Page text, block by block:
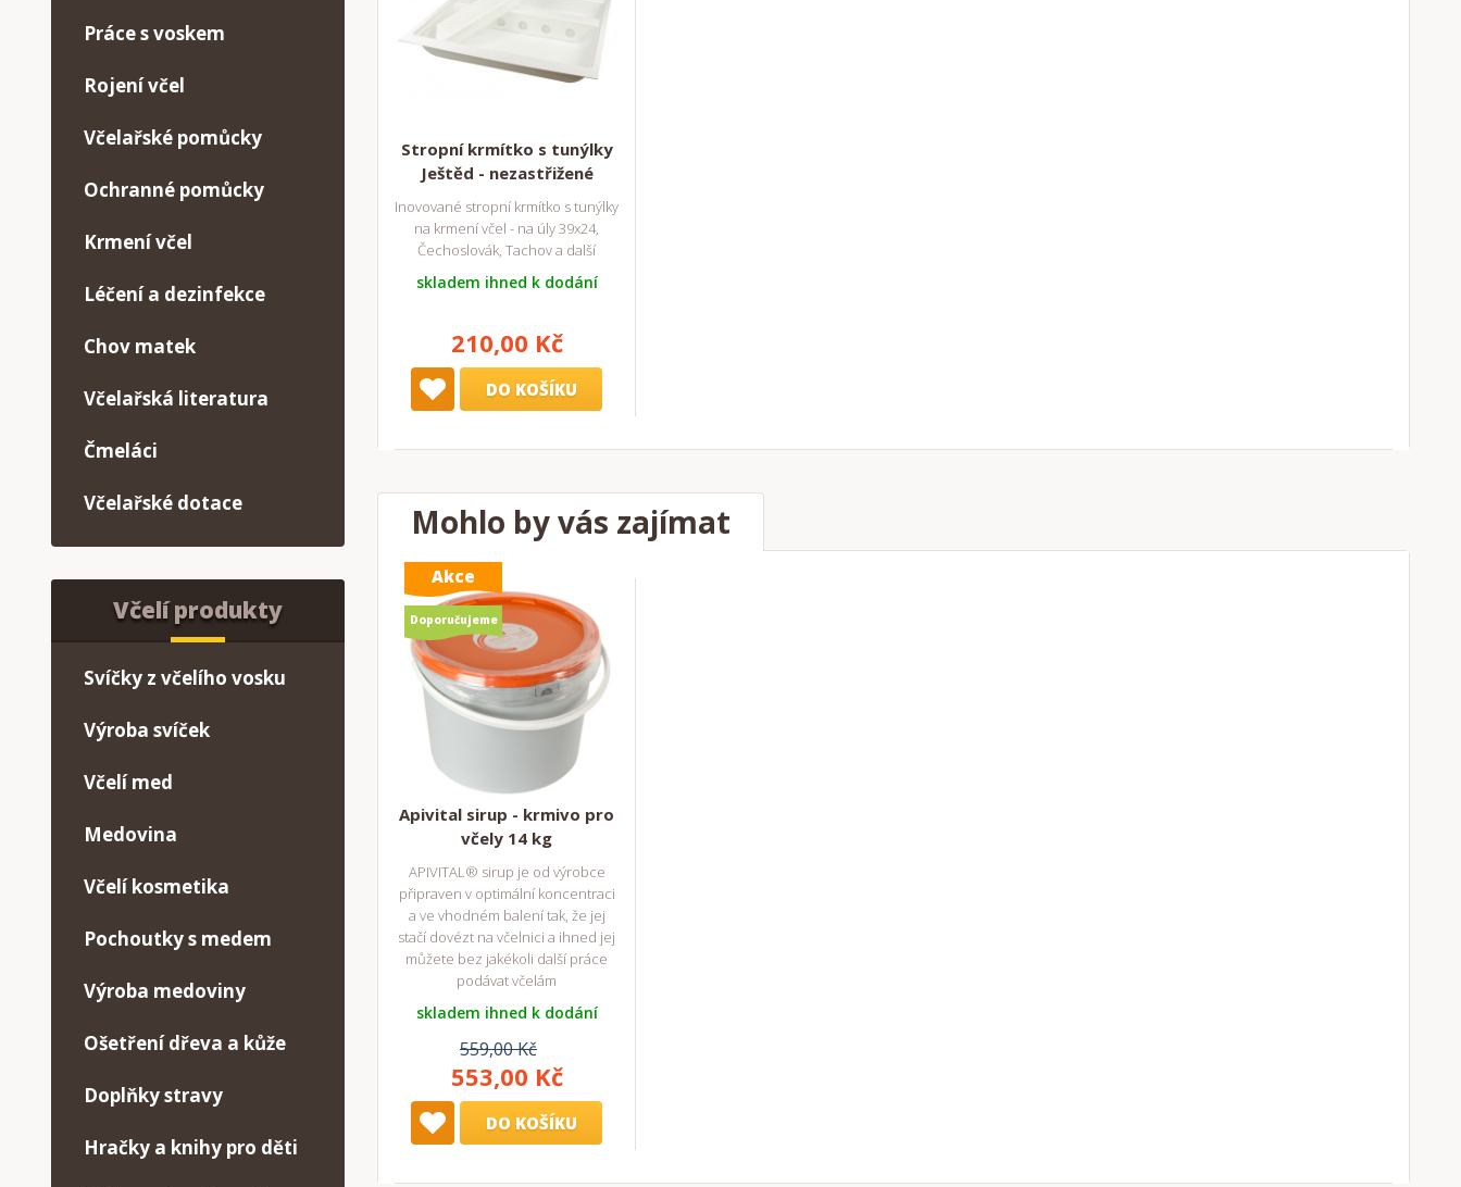
Stropní krmítko s tunýlky
Ještěd - nezastřižené
Inovované stropní krmítko s tunýlky
na krmení včel - na úly 39x24,
Čechoslovák, Tachov a další
skladem ihned k dodání
210,00 Kč
DO KOŠÍKU
Mohlo by vás zajímat
Akce
Doporučujeme
Apivital sirup - krmivo pro
včely 14 kg
APIVITAL® sirup je od výrobce
připraven v optimální koncentraci
a ve vhodném balení tak, že jej
stačí dovézt na včelnici a ihned jej
můžete bez jakékoli další práce
podávat včelám
skladem ihned k dodání
559,00 Kč
553,00 Kč
DO KOŠÍKU
Práce s voskem
Rojení včel
Včelařské pomůcky
Ochranné pomůcky
Krmení včel
Léčení a dezinfekce
Chov matek
Včelařská literatura
Čmeláci
Včelařské dotace
Včelí produkty
Svíčky z včelího vosku
Výroba svíček
Včelí med
Medovina
Včelí kosmetika
Pochoutky s medem
Výroba medoviny
Ošetření dřeva a kůže
Doplňky stravy
Hračky a knihy pro děti